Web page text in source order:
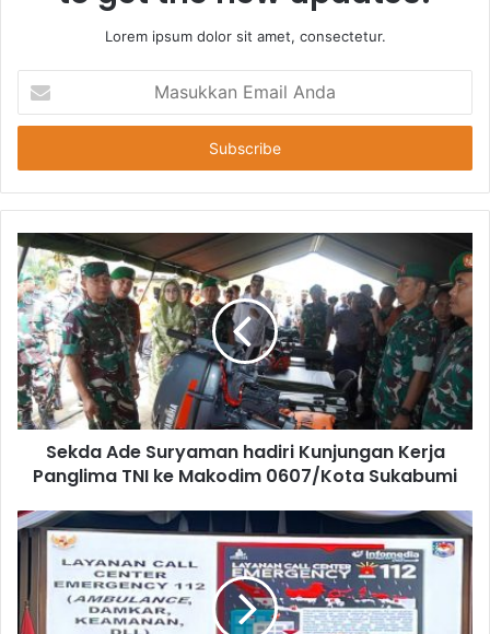
Lorem ipsum dolor sit amet, consectetur.
Email
Anda
Sekda Ade Suryaman hadiri Kunjungan Kerja
Panglima TNI ke Makodim 0607/Kota Sukabumi